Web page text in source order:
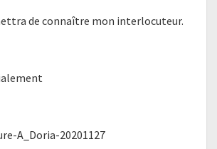
de connaître mon interlocuteur.
A_Doria-20201127